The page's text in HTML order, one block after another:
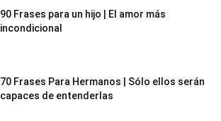
90 Frases para un hijo | El amor más
incondicional
70 Frases Para Hermanos | Sólo ellos serán
capaces de entenderlas